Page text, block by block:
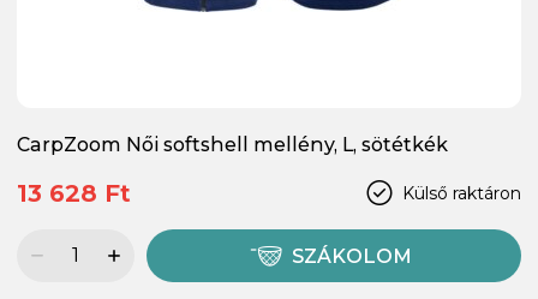
CarpZoom Női softshell mellény, L, sötétkék
Külső raktáron
13 628 Ft
SZÁKOLOM